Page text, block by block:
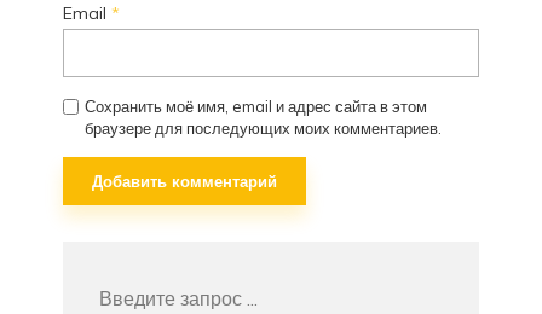
Email *
Сохранить моё имя, email и адрес сайта в этом
браузере для последующих моих комментариев.